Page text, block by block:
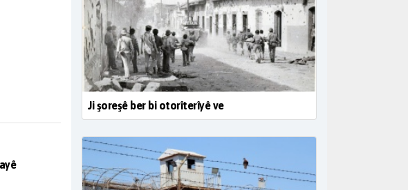
Ji şoreşê ber bi otorîterîyê ve